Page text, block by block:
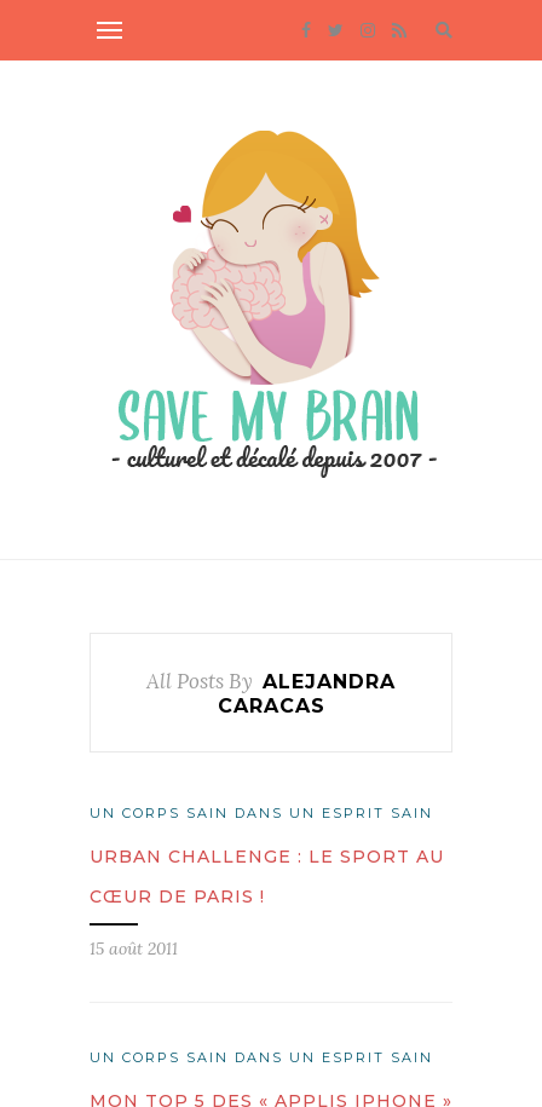
All Posts By ALEJANDRA
CARACAS
UN CORPS SAIN DANS UN ESPRIT SAIN
URBAN CHALLENGE : LE SPORT AU
CŒUR DE PARIS !
15 août 2011
UN CORPS SAIN DANS UN ESPRIT SAIN
MON TOP 5 DES « APPLIS IPHONE »